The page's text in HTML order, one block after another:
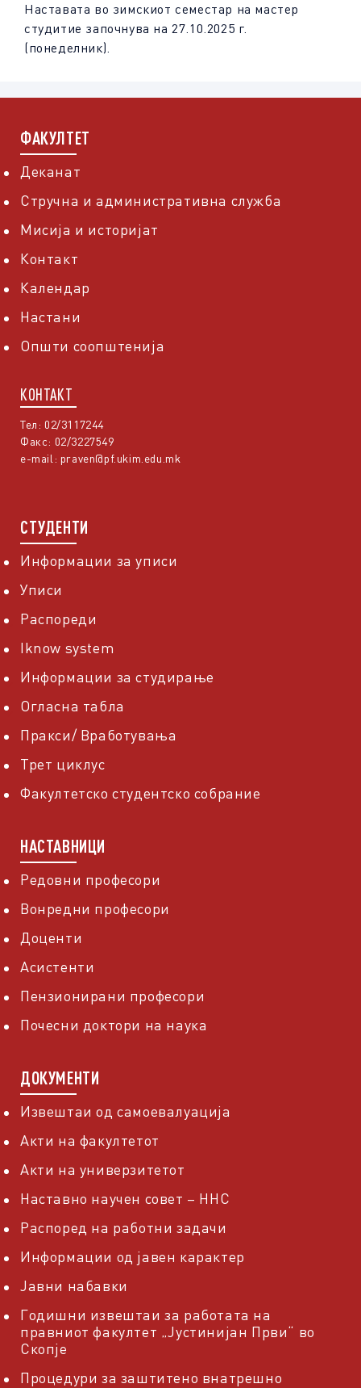
Наставата во зимскиот семестар на мастер
студитие започнува на 27.10.2025 г.
(понеделник).
ФАКУЛТЕТ
Деканат
Стручна и административна служба
Мисија и историјат
Контакт
Календар
Настани
Општи соопштенија
КОНТАКТ
Тел: 02/3117244
Факс: 02/3227549
e-mail: praven@pf.ukim.edu.mk
СТУДЕНТИ
Информации за уписи
Уписи
Распореди
Iknow system
Информации за студирање
Огласна табла
Пракси/ Вработувања
Трет циклус
Факултетско студентско собрание
НАСТАВНИЦИ
Редовни професори
Вонредни професори
Доценти
Асистенти
Пензионирани професори
Почесни доктори на наука
ДОКУМЕНТИ
Извештаи од самоевалуација
Акти на факултетот
Акти на универзитетот
Наставно научен совет – ННС
Распоред на работни задачи
Информации од јавен карактер
Јавни набавки
Годишни извештаи за работата на
правниот факултет „Јустинијан Први“ во
Скопје
Процедури за заштитено внатрешно